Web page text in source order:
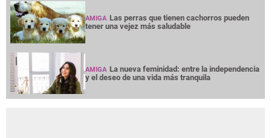
AMIGA Las perras que tienen cachorros pueden
tener una vejez más saludable
AMIGA La nueva feminidad: entre la independencia
y el deseo de una vida más tranquila